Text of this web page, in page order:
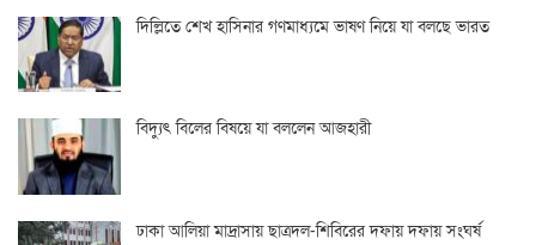
দিল্লিতে শেখ হাসিনার গণমাধ্যমে ভাষণ নিয়ে যা বলছে ভারত
বিদ্যুৎ বিলের বিষয়ে যা বললেন আজহারী
ঢাকা আলিয়া মাদ্রাসায় ছাত্রদল-শিবিরের দফায় দফায় সংঘর্ষ